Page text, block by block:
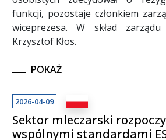
funkcji, pozostaje członkiem
wiceprezesa. W skład
Krzysztof Kłos.
POKAŻ
2026-04-09
Sektor mleczarski
wspólnymi standardami